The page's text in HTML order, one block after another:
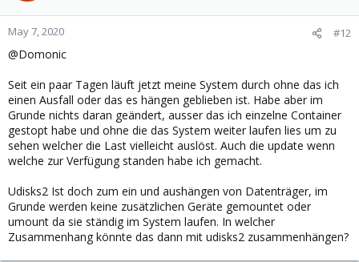
May 7, 2020 #12
@Domonic
Seit ein paar Tagen läuft jetzt meine System durch ohne das ich
einen Ausfall oder das es hängen geblieben ist. Habe aber im
Grunde nichts daran geändert, ausser das ich einzelne Container
gestopt habe und ohne die das System weiter laufen lies um zu
sehen welcher die Last vielleicht auslöst. Auch die update wenn
welche zur Verfügung standen habe ich gemacht.
Udisks2 Ist doch zum ein und aushängen von Datenträger, im
Grunde werden keine zusätzlichen Geräte gemountet oder
umount da sie ständig im System laufen. In welcher
Zusammenhang könnte das dann mit udisks2 zusammenhängen?